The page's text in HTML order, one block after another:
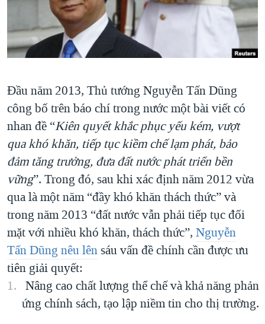
NGƯỜI VIỆT HẢI NGOẠI
ĐỜI SỐNG
KINH TẾ
SỨC KHOẺ
VĂN HOÁ
THỂ THAO
GIÁO DỤC
TẠI
HÀNH TRÌNH BẦU CỬ 2024
MỘT NĂM CHIẾN TRANH TẠI DẢI GAZA
NGÀY TỊ NẠN THẾ GIỚI
TRỊNH VĨNH BÌNH - NGƯỜI HẠ 'BÊN THẮNG CUỘC'
GROUND ZERO – XƯA VÀ NAY
CHI PHÍ CHIẾN TRANH AFGHANISTAN
CÁC GIÁ TRỊ CỘNG HÒA Ở VIỆT NAM
THƯỢNG ĐỈNH TRUMP-KIM TẠI VIỆT NAM
TRỊNH VĨNH BÌNH VS. CHÍNH PHỦ VIỆT NAM
NGƯ DÂN VIỆT VÀ LÀN SÓNG TRỘM HẢI SÂM
BÊN KIA QUỐC LỘ: TIẾNG VỌNG TỪ NÔNG THÔN MỸ
QUAN HỆ VIỆT MỸ
NGHE
Ngôn ngữ khác
Đầu năm 2013, Thủ tướng Nguyễn Tấn Dũng
công bố trên báo chí trong nước một bài viết có
nhan đề “Kiên quyết khắc phục yếu kém, vượt
qua khó khăn, tiếp tục kiềm chế lạm phát, bảo
đảm tăng trưởng, đưa đất nước phát triển bền
vững”. Trong đó, sau khi xác định năm 2012 vừa
qua là một năm “đầy khó khăn thách thức” và
trong năm 2013 “đất nước vẫn phải tiếp tục đối
mặt với nhiều khó khăn, thách thức”, Nguyễn
Tấn Dũng nêu lênsáu vấn đề chính cần được ưu
tiên giải quyết:
Nâng cao chất lượng thể chế và khả năng phản
ứng chính sách, tạo lập niềm tin cho thị trường.